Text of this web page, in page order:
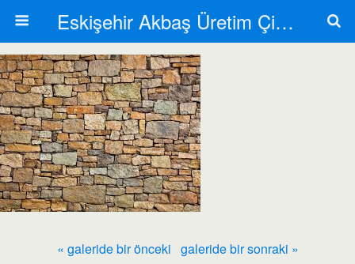
Eskişehir Akbaş Üretim Çiftliği
« galeride bir önceki galeride bir sonraki »